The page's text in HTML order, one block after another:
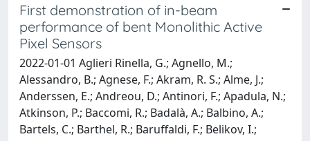
First demonstration of in-beam
performance of bent Monolithic Active
Pixel Sensors
2022-01-01 Aglieri Rinella, G.; Agnello, M.;
Alessandro, B.; Agnese, F.; Akram, R. S.; Alme, J.;
Anderssen, E.; Andreou, D.; Antinori, F.; Apadula, N.;
Atkinson, P.; Baccomi, R.; Badalà, A.; Balbino, A.;
Bartels, C.; Barthel, R.; Baruffaldi, F.; Belikov, I.;